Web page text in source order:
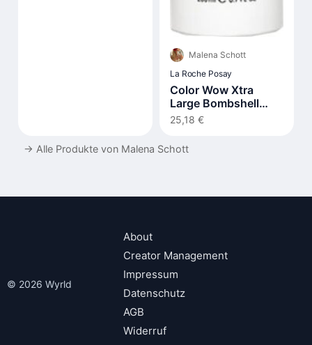
Malena Schott
La Roche Posay
Color Wow Xtra
Large Bombshell
Volumizer 200 ml
25,18 €
→ Alle Produkte von Malena Schott
© 2026 Wyrld
About
Creator Management
Impressum
Datenschutz
AGB
Widerruf